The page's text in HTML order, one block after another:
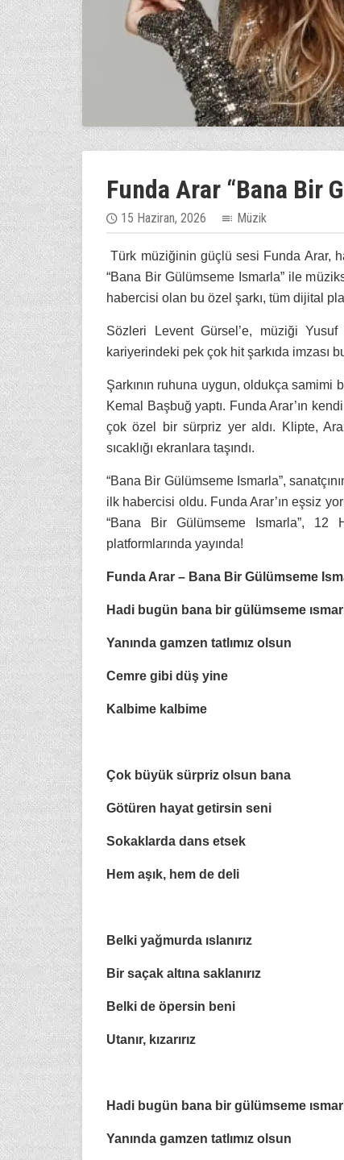
Funda Arar “Bana Bir
15 Haziran, 2026 Müzik
Türk müziğinin güçlü sesi Funda Arar,
“Bana Bir Gülümseme Ismarla” ile
habercisi olan bu özel şarkı, tüm dijital
Sözleri Levent Gürsel’e, müziği Yusuf
kariyerindeki pek çok hit şarkıda imzası
Şarkının ruhuna uygun, oldukça
Kemal Başbuğ yaptı. Funda Arar’ın
çok özel bir sürpriz yer aldı. Klipte,
sıcaklığı ekranlara taşındı.
“Bana Bir Gülümseme Ismarla”,
ilk habercisi oldu. Funda Arar’ın eşsiz
“Bana Bir Gülümseme Ismarla”,
platformlarında yayında!
Funda Arar – Bana Bir Gülümseme
Hadi bugün bana bir gülümseme
Yanında gamzen tatlımız olsun
Cemre gibi düş yine
Kalbime kalbime
Çok büyük sürpriz olsun bana
Götüren hayat getirsin seni
Sokaklarda dans etsek
Hem aşık, hem de deli
Belki yağmurda ıslanırız
Bir saçak altına saklanırız
Belki de öpersin beni
Utanır, kızarırız
Hadi bugün bana bir gülümseme
Yanında gamzen tatlımız olsun